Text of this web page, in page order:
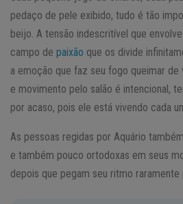
pedaço de pele exibido, tudo é tão
beijo. A tensão indescritível que
campo de paixão que os divide
a emoção que faz seu fogo queimar de
e movimento pelo salão é intencional,
por acaso, pois ele está vivendo cada
As pessoas regidas por Aquário
e também pouco ortodoxas em seus
depois que pegam seu ritmo